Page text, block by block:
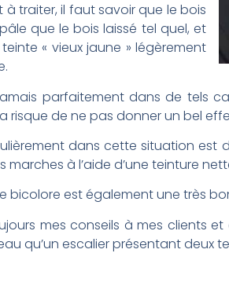
traiter, il faut savoir que le bois
que le bois laissé tel quel, et
« vieux jaune » légèrement
parfaitement dans de tels
risque de ne pas donner un bel
dans cette situation est
marches à l’aide d’une teinture
bicolore est également une très
mes conseils à mes clients
qu’un escalier présentant deux